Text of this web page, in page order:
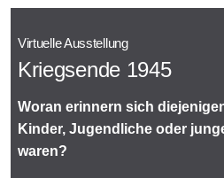
Virtuelle Ausstellung
Kriegsende 1945
Woran erinnern sich
Kinder, Jugendliche oder
waren?